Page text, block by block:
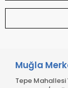
Muğla
Tepe Mahallesi